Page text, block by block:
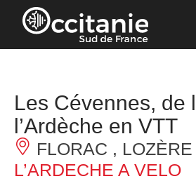
Panneau de gestion des cookies
Les Cévennes, de
l’Ardèche en VTT
FLORAC ,
L’ARDECHE A VELO